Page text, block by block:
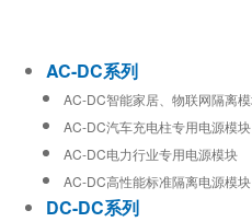
AC-DC系列
AC-DC智能家居、物联网隔离
AC-DC汽车充电柱专用电源模块
AC-DC电力行业专用电源模块
AC-DC高性能标准隔离电源模块
DC-DC系列